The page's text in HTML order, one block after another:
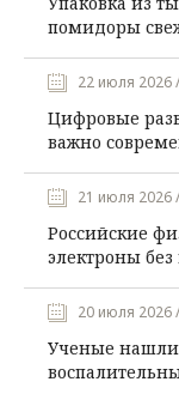
помидоры
22 июля 2026
Цифровые
важно
21 июля 2026
Российские
электроны
20 июля 2026
Ученые